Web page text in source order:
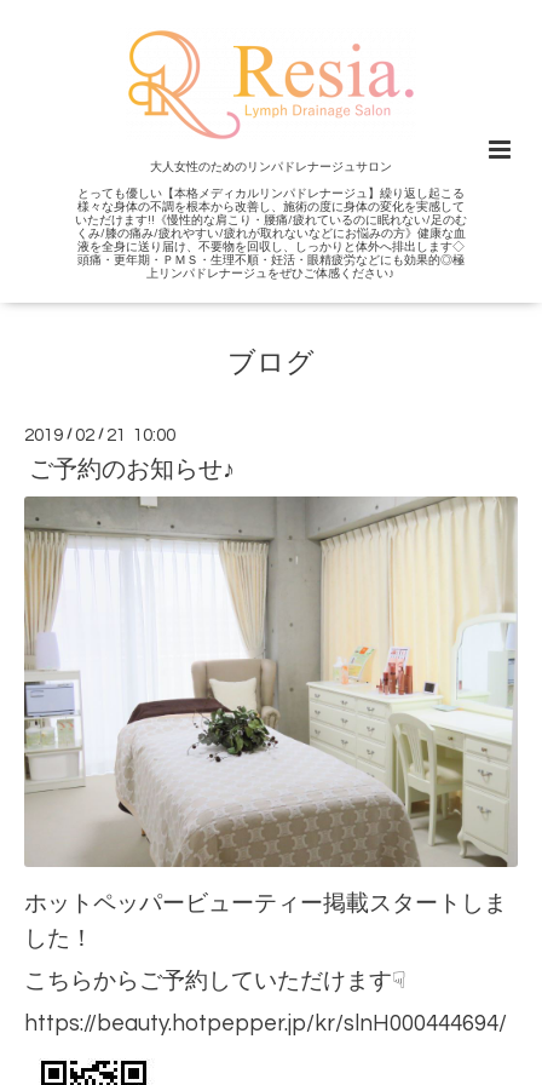
大人女性のためのリンパドレナージュサロン
とっても優しい【本格メディカルリンパドレナージュ】繰り返し起こる
様々な身体の不調を根本から改善し、施術の度に身体の変化を実感して
いただけます!!《慢性的な肩こり・腰痛/疲れているのに眠れない/足のむ
くみ/膝の痛み/疲れやすい/疲れが取れないなどにお悩みの方》健康な血
液を全身に送り届け、不要物を回収し、しっかりと体外へ排出します◇
頭痛・更年期・ＰＭＳ・生理不順・妊活・眼精疲労などにも効果的◎極
上リンパドレナージュをぜひご体感ください♪
ブログ
2019 /02 / 21 10:00
ご予約のお知らせ♪
ホットペッパービューティー掲載スタートしま
した！
こちらからご予約していただけます☟
https://beauty.hotpepper.jp/kr/slnH000444694/